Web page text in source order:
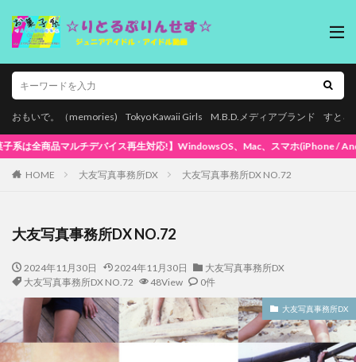
おもいで。（memories) Tokyo Kawaii Girls M.B.D.メディアブランド すとろ
WindowsOS、Mac、スマホ(iPhone / Android)、タブレットで再生できます!
HOME 大友写真事務所DX 大友写真事務所DX NO.72
大友写真事務所DX NO.72
2024年11月30日 2024年11月30日
大友写真事務所DX
大友写真事務所DX NO.72
48View 0件
大友写真事務所DX